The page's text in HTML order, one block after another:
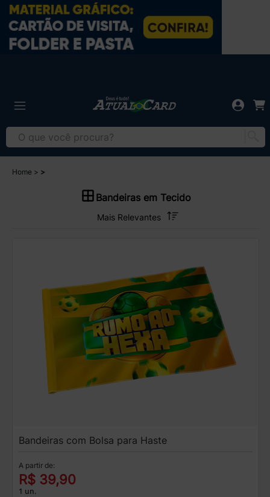
Home
Bandeiras em Tecido
Bandeiras com Bolsa para Haste
A partir de:
R$ 39,90
1 un.